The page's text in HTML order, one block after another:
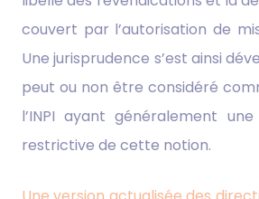
couvert par l’autorisation de
Une jurisprudence s’est ainsi
peut ou non être considéré
l’INPI ayant généralement
restrictive de cette notion.